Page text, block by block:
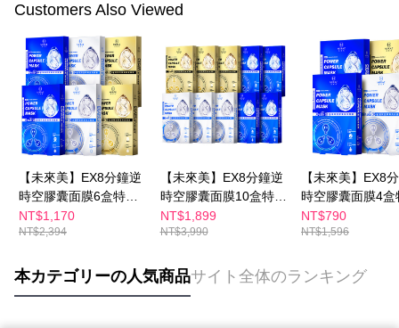
Customers Also Viewed
【未來美】EX8分鐘逆
時空膠囊面膜6盒特惠
組
NT$1,170
NT$2,394
【未來美】EX8分鐘逆
時空膠囊面膜10盒特惠
組
NT$1,899
NT$3,990
【未來美】EX8
時空膠囊面膜4盒
組
NT$790
NT$1,596
本カテゴリーの人気商品サイト全体のランキング